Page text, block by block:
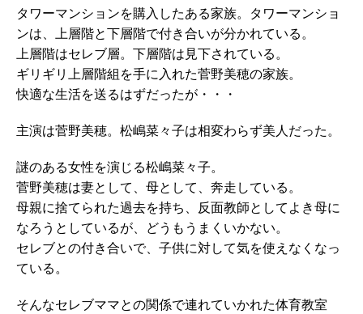
タワーマンションを購入したある家族。タワーマンショ
ンは、上層階と下層階で付き合いが分かれている。
上層階はセレブ層。下層階は見下されている。
ギリギリ上層階組を手に入れた菅野美穂の家族。
快適な生活を送るはずだったが・・・
主演は菅野美穂。松嶋菜々子は相変わらず美人だった。
謎のある女性を演じる松嶋菜々子。
菅野美穂は妻として、母として、奔走している。
母親に捨てられた過去を持ち、反面教師としてよき母に
なろうとしているが、どうもうまくいかない。
セレブとの付き合いで、子供に対して気を使えなくなっ
ている。
そんなセレブママとの関係で連れていかれた体育教室